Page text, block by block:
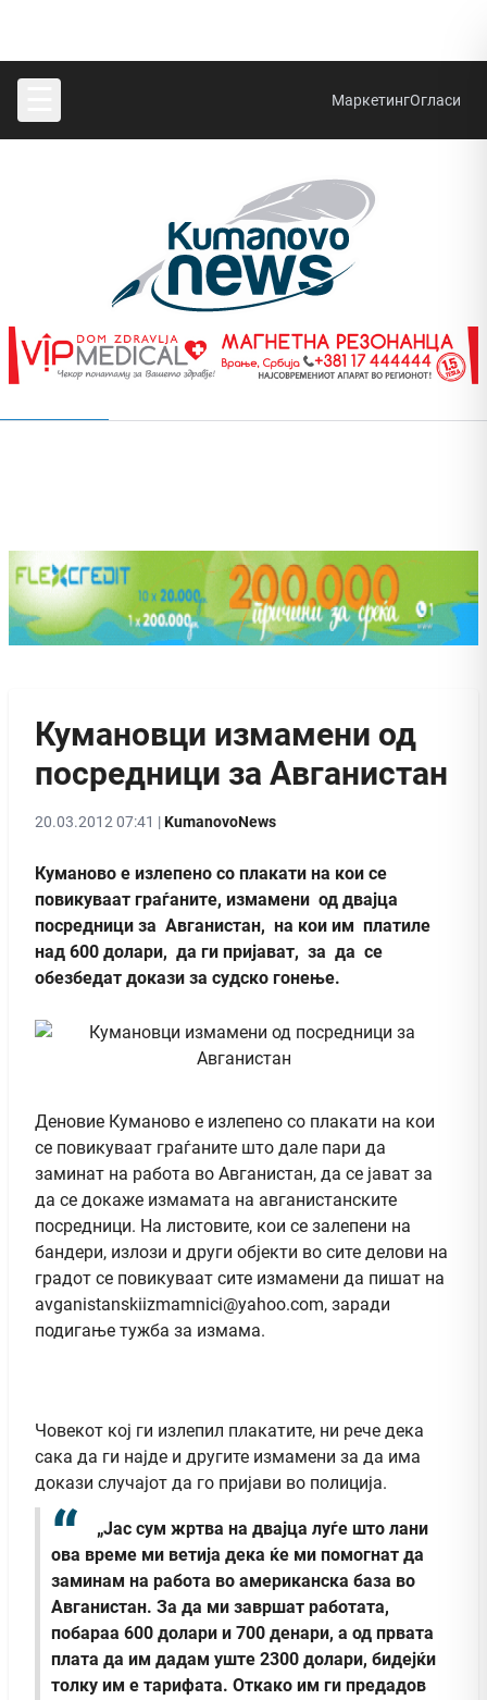
МаркетингОгласи
Кумановци измамени од
посредници за Авганистан
20.03.2012 07:41 |KumanovoNews
Куманово е излепено со плакати на кои се
повикуваат граѓаните, измамени од двајца
посредници за Авганистан, на кои им платиле
над 600 долари, да ги пријават, за да се
обезбедат докази за судско гонење.
Деновие Куманово е излепено со плакати на кои
се повикуваат граѓаните што дале пари да
заминат на работа во Авганистан, да се јават за
да се докаже измамата на авганистанските
посредници. На листовите, кои се залепени на
бандери, излози и други објекти во сите делови на
градот се повикуваат сите измамени да пишат на
аvganistanskiizmamnici@yahoo.com, заради
подигање тужба за измама.
Човекот кој ги излепил плакатите, ни рече дека
сака да ги најде и другите измамени за да има
докази случајот да го пријави во полиција.
„Јас сум жртва на двајца луѓе што лани
ова време ми ветија дека ќе ми помогнат да
заминам на работа во американска база во
Авганистан. За да ми завршат работата,
побараа 600 долари и 700 денари, а од првата
плата да им дадам уште 2300 долари, бидејќи
толку им е тарифата. Откако им ги предадов